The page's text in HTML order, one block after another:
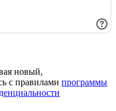
новый,
с правилами программы